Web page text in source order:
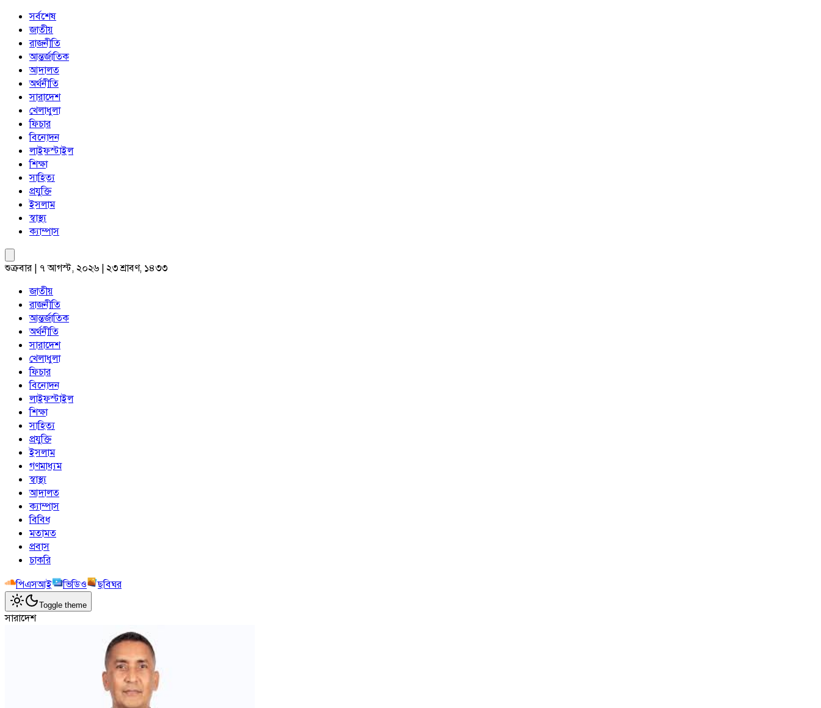
সর্বশেষ
জাতীয়
রাজনীতি
আন্তর্জাতিক
আদালত
অর্থনীতি
সারাদেশ
খেলাধুলা
ফিচার
বিনোদন
লাইফস্টাইল
শিক্ষা
সাহিত্য
প্রযুক্তি
ইসলাম
স্বাস্থ্য
ক্যাম্পাস
শুক্রবার | ৭ আগস্ট, ২০২৬ | ২৩ শ্রাবণ, ১৪৩৩
জাতীয়
রাজনীতি
আন্তর্জাতিক
অর্থনীতি
সারাদেশ
খেলাধুলা
ফিচার
বিনোদন
লাইফস্টাইল
শিক্ষা
সাহিত্য
প্রযুক্তি
ইসলাম
গণমাধ্যম
স্বাস্থ্য
আদালত
ক্যাম্পাস
বিবিধ
মতামত
প্রবাস
চাকরি
পিএসআই
ভিডিও ছবিঘর
Toggle theme
সারাদেশ